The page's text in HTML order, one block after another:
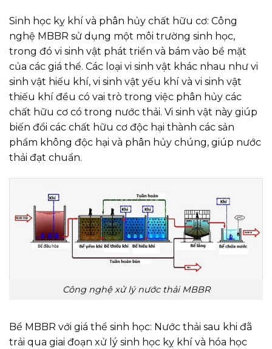
Sinh học kỵ khí và phân hủy chất hữu cơ: Công
nghệ MBBR sử dụng một môi trường sinh học,
trong đó vi sinh vật phát triển và bám vào bề mặt
của các giá thể. Các loại vi sinh vật khác nhau như vi
sinh vật hiếu khí, vi sinh vật yếu khí và vi sinh vật
thiếu khí đều có vai trò trong việc phân hủy các
chất hữu cơ có trong nước thải. Vi sinh vật này giúp
biến đổi các chất hữu cơ độc hại thành các sản
phẩm không độc hại và phân hủy chúng, giúp nước
thải đạt chuẩn.
Công nghệ xử lý nước thải MBBR
Bể MBBR với giá thể sinh học: Nước thải sau khi đã
trải qua giai đoạn xử lý sinh học kỵ khí và hóa học